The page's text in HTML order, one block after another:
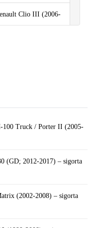
Clio III (2006-
100 Truck / Porter II (2005-
(GD; 2012-2017) – sigorta
(2002-2008) – sigorta